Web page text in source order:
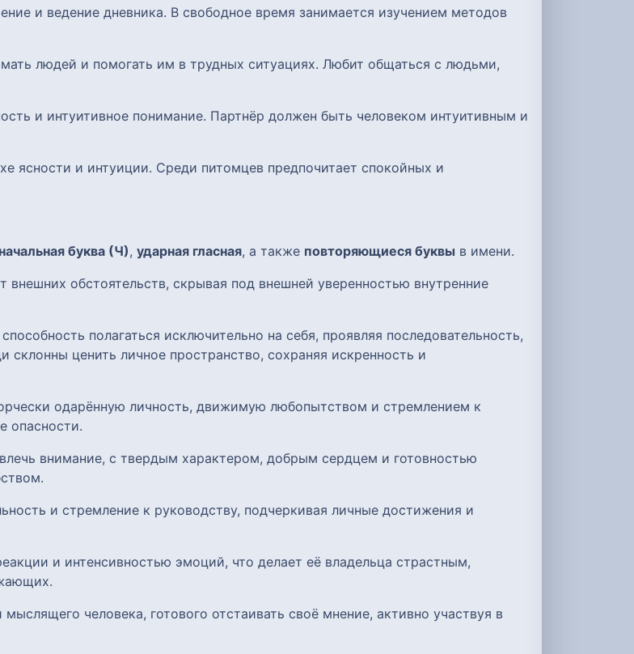
и ведение дневника. В свободное время занимается изучением методов
людей и помогать им в трудных ситуациях. Любит общаться с людьми,
и интуитивное понимание. Партнёр должен быть человеком интуитивным и
ясности и интуиции. Среди питомцев предпочитает спокойных и
начальная буква (Ч), ударная гласная, а также повторяющиеся буквы в имени.
обстоятельств, скрывая под внешней уверенностью внутренние
полагаться исключительно на себя, проявляя последовательность,
ценить личное пространство, сохраняя искренность и
одарённую личность, движимую любопытством и стремлением к
опасности.
внимание, с твердым характером, добрым сердцем и готовностью
и стремление к руководству, подчеркивая личные достижения и
и интенсивностью эмоций, что делает её владельца страстным,
человека, готового отстаивать своё мнение, активно участвуя в